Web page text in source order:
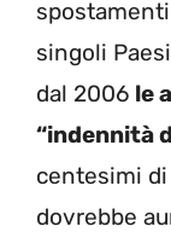
singoli
dal 2006 le
“indennità
centesimi
dovrebbe